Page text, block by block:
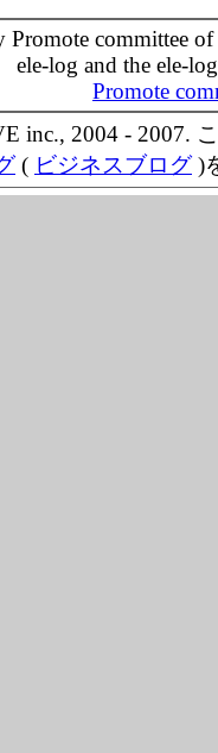
committee
ele-log and the ele-
Promote
inc., 2004 - 2007.
( ビジネスブログ)